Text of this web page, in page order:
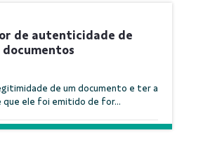
de autenticidade de
documentos
de um documento e ter a
que ele foi emitido de for...